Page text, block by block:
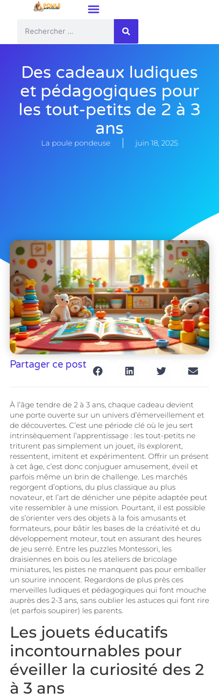
Des cadeaux ludiques
et pédagogiques pour
les tout-petits de 2 à 3
ans
La poule pondeuse juin 18, 2025
Partager ce post
À l’âge tendre de 2 à 3 ans, chaque cadeau devient
une porte ouverte sur un univers d’émerveillement et
de découvertes. C’est une période clé où le jeu sert
intrinsèquement l’apprentissage : les tout-petits ne
triturent pas simplement un jouet, ils explorent,
ressentent, imitent et expérimentent. Offrir un présent
à cet âge, c’est donc conjuguer amusement, éveil et
parfois même un brin de challenge. Les marchés
regorgent d’options, du plus classique au plus
novateur, et l’art de dénicher une pépite adaptée peut
vite ressembler à une mission. Pourtant, il est possible
de s’orienter vers des objets à la fois amusants et
formateurs, pour bâtir les bases de la créativité et du
développement moteur, tout en assurant des heures
de jeu serré. Entre les puzzles Montessori, les
draisiennes en bois ou les ateliers de bricolage
miniatures, les pistes ne manquent pas pour emballer
un sourire innocent. Regardons de plus près ces
merveilles ludiques et pédagogiques qui font mouche
auprès des 2-3 ans, sans oublier les astuces qui font rire
(et parfois soupirer) les parents.
Les jouets éducatifs
incontournables pour
éveiller la curiosité des 2
à 3 ans